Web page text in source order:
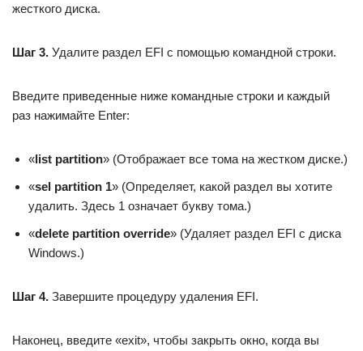
жесткого диска.
Шаг 3. Удалите раздел EFI с помощью командной строки.
Введите приведенные ниже командные строки и каждый
раз нажимайте Enter:
«list partition» (Отображает все тома на жестком диске.)
«sel partition 1» (Определяет, какой раздел вы хотите
удалить. Здесь 1 означает букву тома.)
«delete partition override» (Удаляет раздел EFI с диска
Windows.)
Шаг 4. Завершите процедуру удаления EFI.
Наконец, введите «exit», чтобы закрыть окно, когда вы